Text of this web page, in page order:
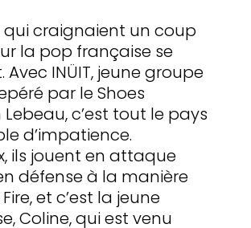
qui craignaient un coup
la pop française se
Avec INÜIT, jeune groupe
par le Shoes
c’est tout le pays
d’impatience.
ils jouent en attaque
défense à la manière
et c’est la jeune
Coline, qui est venu